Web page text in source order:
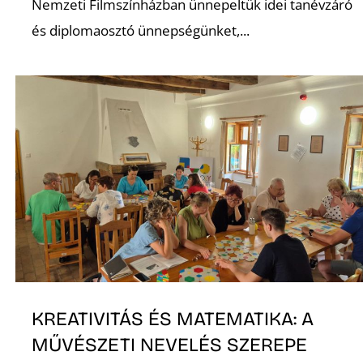
Nemzeti Filmszínházban ünnepeltük idei tanévzáró
és diplomaosztó ünnepségünket,...
KREATIVITÁS ÉS MATEMATIKA: A
MŰVÉSZETI NEVELÉS SZEREPE